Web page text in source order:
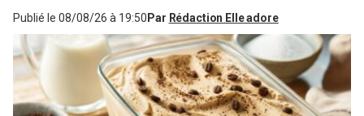
Publié le 08/08/26 à 19:50 Par Rédaction Elle adore